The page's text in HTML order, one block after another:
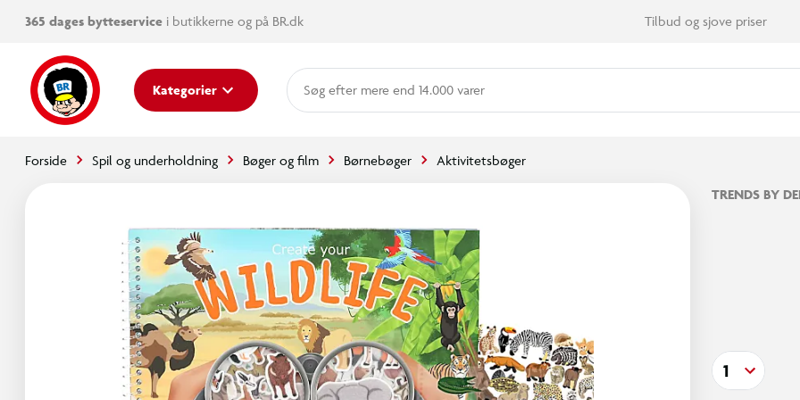
365 dages bytteservice i butikkerne og på BR.dk Tilbud og sjove priser
Kategorier mere end 14.000 varer
Forside Spil og underholdning Bøger og film Børnebøger Aktivitetsbøger
TRENDS BY
1